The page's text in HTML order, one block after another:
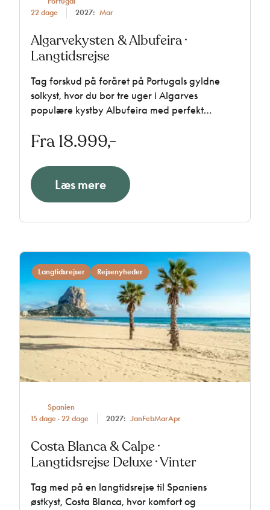
22 dage
2027: Mar
Algarvekysten & Albufeira ·
Langtidsrejse
Tag forskud på foråret på Portugals gyldne
solkyst, hvor du bor tre uger i Algarves
populære kystby Albufeira med perfekt
Atlanterhavet. Glæd dig til en rejse med ophold
i lejligheder med balkon, halvpension og
indholdsrige udflugter med dansktalende
rejseleder. Ikke uden grund en populær
langtidsrejse.
Fra 18.999,-
Læs mere
Langtidsrejser Rejsenyheder
Spanien
15 dage · 22 dage
2027: JanFebMarApr
Costa Blanca & Calpe ·
Langtidsrejse Deluxe · Vinter
Tag med på en langtidsrejse til Spaniens
østkyst, Costa Blanca, hvor komfort og